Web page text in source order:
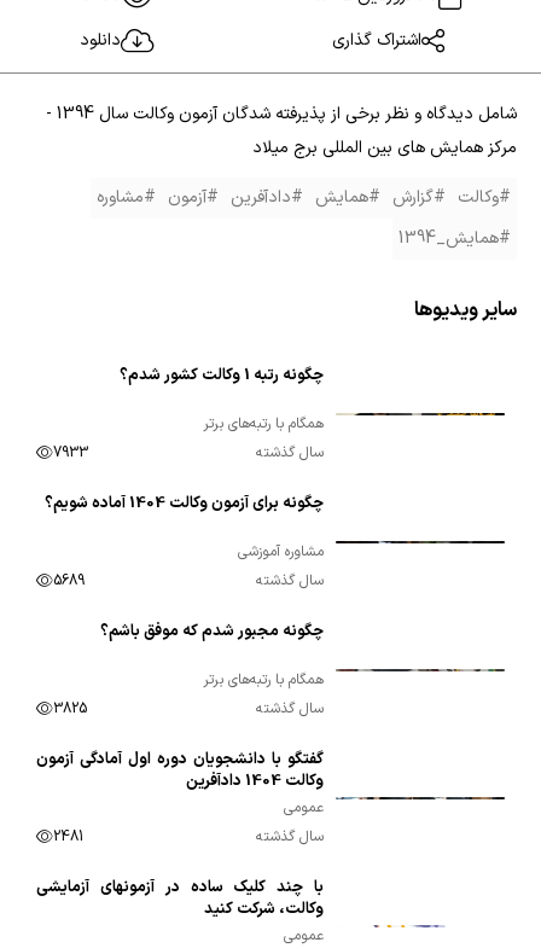
اشتراک گذاری
دانلود
شامل دیدگاه و نظر برخی از پذیرفته شدگان آزمون وکالت سال 1394 -
مرکز همایش های بین المللی برج میلاد
#وکالت #گزارش #همایش #دادآفرین #آزمون #مشاوره
#همایش_1394
سایر ویدیوها
چگونه رتبه 1 وکالت کشور شدم؟
همگام با رتبه‌های برتر
سال گذشته
7933
چگونه برای آزمون وکالت 1404 آماده شویم؟
مشاوره آموزشی
سال گذشته
5689
چگونه مجبور شدم که موفق باشم؟
همگام با رتبه‌های برتر
سال گذشته
3825
گفتگو با دانشجویان دوره اول آمادگی آزمون
وکالت 1404 دادآفرین
عمومی
سال گذشته
2481
با چند کلیک ساده در آزمونهای آزمایشی
وکالت، شرکت کنید
عمومی